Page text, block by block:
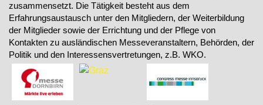
zusammensetzt. Die Tätigkeit besteht aus dem
Erfahrungsaustausch unter den Mitgliedern, der Weiterbildung
der Mitglieder sowie der Errichtung und der Pflege von
Kontakten zu ausländischen Messeveranstaltern, Behörden, der
Politik und den Interessensvertretungen, z.B. WKO.